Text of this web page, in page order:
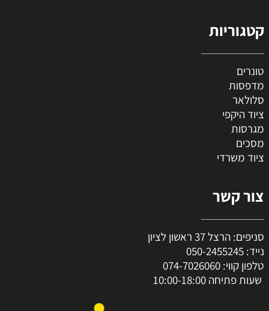
קטגוריות
טונרים
מדפסות
סלולאר
ציוד היקפי
מגרסות
מסכים
ציוד משרדי
צור קשר
סניפים: הרצל 37 ראשון לציון
נייד: 050-2455245
טלפון קווי: 074-7026060
שעות פתיחה 10:00-18:00